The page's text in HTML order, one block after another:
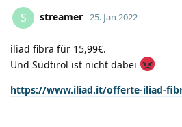
S streamer 25. Jan 2022
iliad fibra für 15,99€.
Und Südtirol ist nicht dabei
https://www.iliad.it/offerte-iliad-